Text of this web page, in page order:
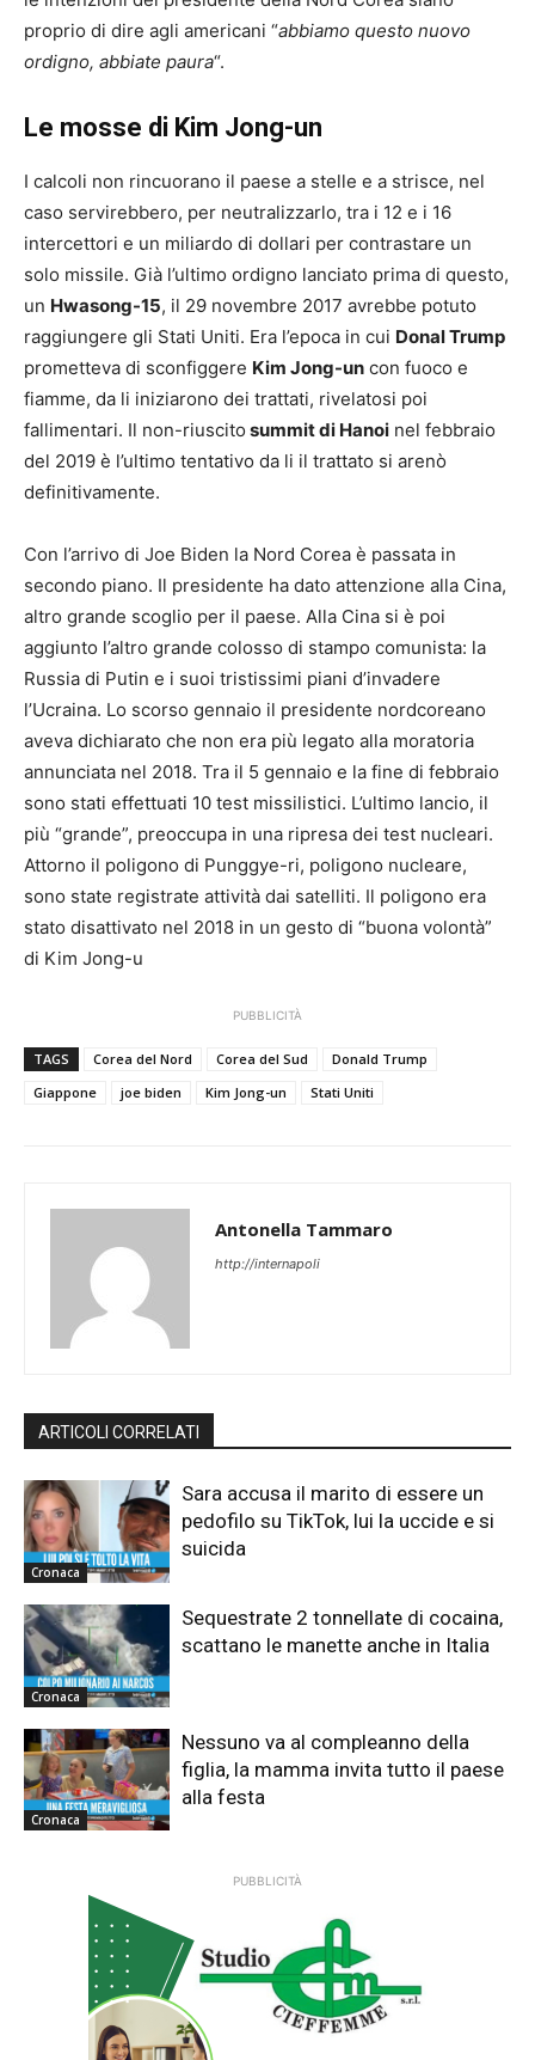
proprio di dire agli americani “abbiamo questo nuovo
ordigno, abbiate paura“.
Le mosse di Kim Jong-un
I calcoli non rincuorano il paese a stelle e a strisce, nel
caso servirebbero, per neutralizzarlo, tra i 12 e i 16
intercettori e un miliardo di dollari per contrastare un
solo missile. Già l’ultimo ordigno lanciato prima di questo,
un Hwasong-15, il 29 novembre 2017 avrebbe potuto
raggiungere gli Stati Uniti. Era l’epoca in cui Donal Trump
prometteva di sconfiggere Kim Jong-un con fuoco e
fiamme, da li iniziarono dei trattati, rivelatosi poi
fallimentari. Il non-riuscito summit di Hanoi nel febbraio
del 2019 è l’ultimo tentativo da li il trattato si arenò
definitivamente.
Con l’arrivo di Joe Biden la Nord Corea è passata in
secondo piano. Il presidente ha dato attenzione alla Cina,
altro grande scoglio per il paese. Alla Cina si è poi
aggiunto l’altro grande colosso di stampo comunista: la
Russia di Putin e i suoi tristissimi piani d’invadere
l’Ucraina. Lo scorso gennaio il presidente nordcoreano
aveva dichiarato che non era più legato alla moratoria
annunciata nel 2018. Tra il 5 gennaio e la fine di febbraio
sono stati effettuati 10 test missilistici. L’ultimo lancio, il
più “grande”, preoccupa in una ripresa dei test nucleari.
Attorno il poligono di Punggye-ri, poligono nucleare,
sono state registrate attività dai satelliti. Il poligono era
stato disattivato nel 2018 in un gesto di “buona volontà”
di Kim Jong-u
PUBBLICITÀ
TAGS Corea del Nord Corea del Sud
Donald Trump
Giappone
joe biden Kim Jong-un Stati Uniti
Antonella Tammaro
http://internapoli
ARTICOLI CORRELATI
Cronaca
Sara accusa il marito di essere un
pedofilo su TikTok, lui la uccide e si
suicida
Cronaca
Sequestrate 2 tonnellate di cocaina,
scattano le manette anche in Italia
Cronaca
Nessuno va al compleanno della
figlia, la mamma invita tutto il paese
alla festa
PUBBLICITÀ